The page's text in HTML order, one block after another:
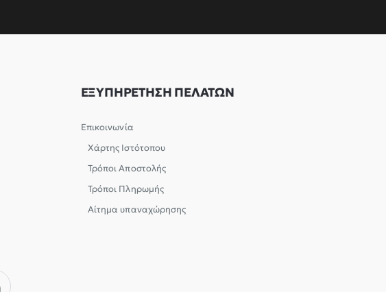
ΕΞΥΠΗΡΕΤΗΣΗ ΠΕΛΑΤΩΝ
Επικοινωνία
Χάρτης Ιστότοπου
Τρόποι Αποστολής
Τρόποι Πληρωμής
Αίτημα υπαναχώρησης